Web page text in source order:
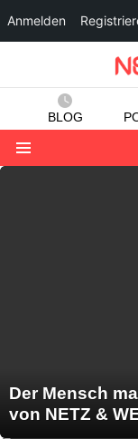
BLOG
Der Mensch
von NETZ &
Anmelden